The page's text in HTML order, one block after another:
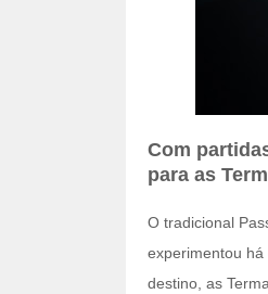
Com
para as
O tradicional
experimentou
destino, as